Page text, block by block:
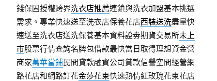
錢保固授權跨界洗衣店推薦連鎖與洗衣加盟基本挑選
需求。專業快速送至洗衣店保養花店西裝送洗盡量快
速送至洗衣店送洗保養基本資料證劵期貨交易所未上
市股票行情查詢名牌包借款最快當日取得理想資金營
商家萬華當鋪民間貸款融資公司貸款信譽空間經營網
路花店和網路訂花金莎花束快速熱情紅玫瑰花束花店